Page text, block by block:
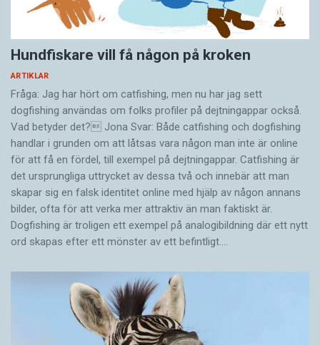
Hundfiskare vill få någon på kroken
ARTIKLAR
Fråga: Jag har hört om catfishing, men nu har jag sett
dogfishing användas om folks profiler på dejtningappar också.
Vad betyder det? Jona Svar: Både catfishing och dogfishing
handlar i grunden om att låtsas vara någon man inte är online
för att få en fördel, till exempel på dejtningappar. Catfishing är
det ursprungliga uttrycket av dessa två och innebär att man
skapar sig en falsk identitet online med hjälp av någon annans
bilder, ofta för att verka mer attraktiv än man faktiskt är.
Dogfishing är troligen ett exempel på analogibildning där ett nytt
ord skapas efter ett mönster av ett befintligt.…